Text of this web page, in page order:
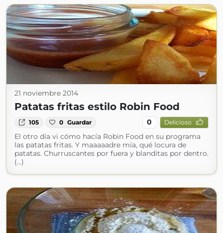
21 noviembre 2014
Patatas fritas estilo Robin Food
105 0 Guardar 0 Delicioso
El otro día vi cómo hacía Robin Food en su programa
las patatas fritas. Y maaaaadre mía, qué locura de
patatas. Churruscantes por fuera y blanditas por dentro.
(...)